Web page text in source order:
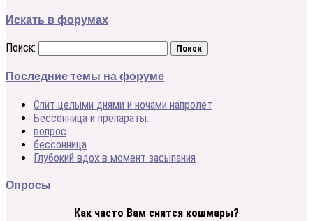
Искать в форумах
Поиск:
Последние темы на форуме
Спит целыми днями и ночами напролёт
Бессонница и препараты.
вопрос
бессонница
Глубокий вдох в момент засыпания
Опросы
Как часто Вам снятся кошмары?